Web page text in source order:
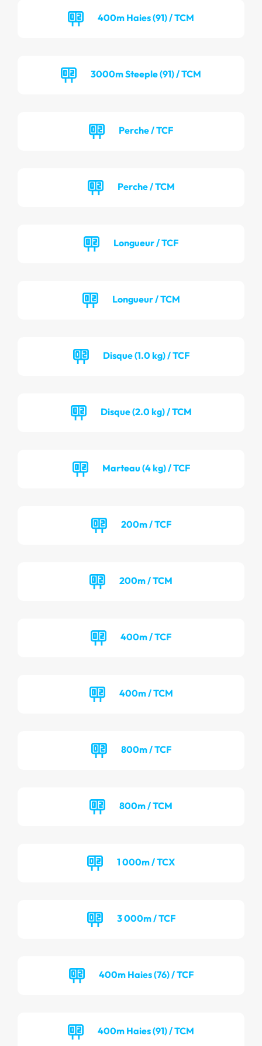
400m Haies (91) / TCM
3000m Steeple (91) / TCM
Perche / TCF
Perche / TCM
Longueur / TCF
Longueur / TCM
Disque (1.0 kg) / TCF
Disque (2.0 kg) / TCM
Marteau (4 kg) / TCF
200m / TCF
200m / TCM
400m / TCF
400m / TCM
800m / TCF
800m / TCM
1 000m / TCX
3 000m / TCF
400m Haies (76) / TCF
400m Haies (91) / TCM